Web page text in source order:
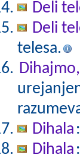
Deli
Deli
telesa.
Dihala
Dihala